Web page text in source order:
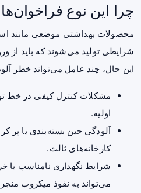
چرا این نوع
محصولات بهداشتی موضعی مانند
شرایطی تولید می‌شوند که باید از
این حال، چند عامل می‌تواند خطر
مشکلات کنترل کیفی در خط
اولیه.
آلودگی حین بسته‌بندی یا
کارخانه‌های ثالث.
شرایط نگهداری نامناسب یا
می‌تواند به نفوذ میکروب